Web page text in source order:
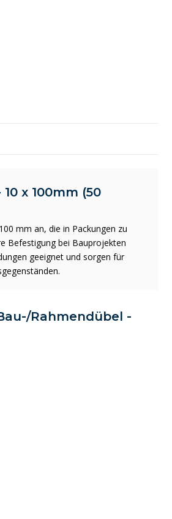
x 100mm (50
mm an, die in Packungen zu
Befestigung bei Bauprojekten
geeignet und sorgen für
Rahmendübel -